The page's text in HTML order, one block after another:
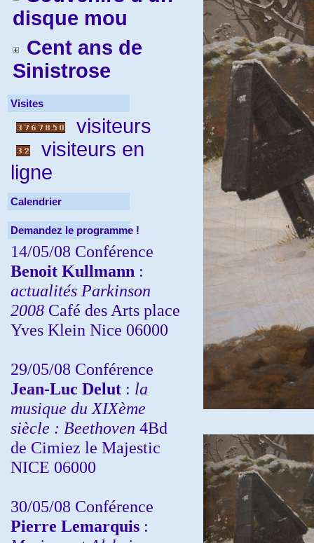
disque mou
Cent ans de
Sinistrose
Visites
visiteurs
visiteurs en
ligne
Calendrier
Demandez le programme !
14/05/08 Conférence
Benoit Kullmann :
actualités Parkinson
2008 Café des Arts place
Yves Klein Nice 06000
29/05/08 Conférence
Jean-Luc Delut : la
musique du XIXème
siècle : Beethoven 4Bd
de Cimiez le Majestic
NICE 06000
30/05/08 Conférence
Pierre Lemarquis :